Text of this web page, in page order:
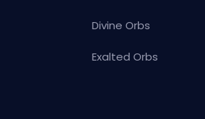
Divine Orbs
Exalted Orbs